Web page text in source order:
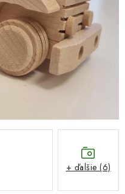
Kontakt
Blog
súťaží na Facebooku
+ ďalšie (6)